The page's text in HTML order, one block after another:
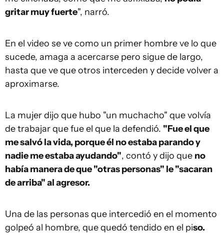
gritar muy fuerte", narró.
En el video se ve como un primer hombre ve lo que
sucede, amaga a acercarse pero sigue de largo,
hasta que ve que otros interceden y decide volver a
aproximarse.
La mujer dijo que hubo "un muchacho" que volvía
de trabajar que fue el que la defendió. "Fue el que
me salvó la vida, porque él no estaba parando y
nadie me estaba ayudando", contó y dijo que no
había manera de que "otras personas" le "sacaran
de arriba" al agresor.
Una de las personas que intercedió en el momento
golpeó al hombre, que quedó tendido en el piso.